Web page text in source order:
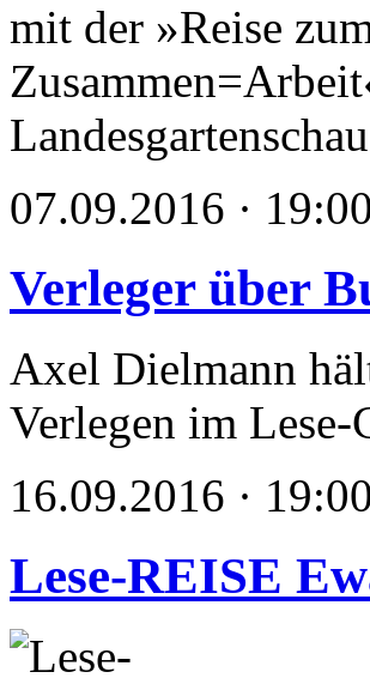
mit der »Reise
07.09.2016 · 19:00
Verleger über
Axel Dielmann
Verlegen im
16.09.2016 · 19:00
Lese-REISE